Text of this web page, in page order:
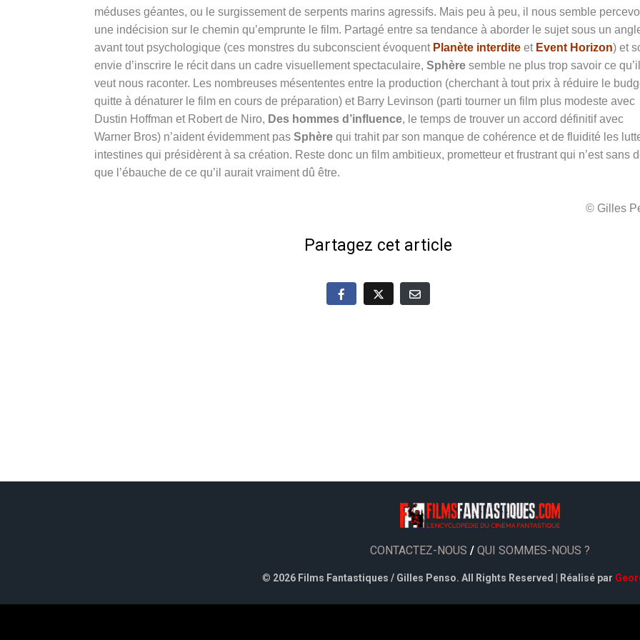
méduses géantes, ou le surgissement de serpents marins agressifs. Mais peu à peu, il nous semble
une indécision sur le chemin qu’emprunte le film. Partagé entre sa tendance à aborder le sujet sous un
avant tout psychologique (ces monstres du subconscient évoquent Planète interdite et Event Horizon) et
envie d’inscrire le récit dans un cadre visuellement spectaculaire, Sphère semble ne plus trop savoir ce qu’il
veut nous raconter. Les nombreuses mésententes entre la production (cherchant à tout prix à réduire le
quitte à dénaturer le film en cours de préparation) et Barry Levinson (parti tourner un film plus modeste avec
Dustin Hoffman et Robert de Niro, Des hommes d’influence, le temps de trouver un accord définitif avec
Warner Bros) n’aident évidemment pas Sphère qui trahit par son manque de cohérence et de fluidité les
intestines qui présidèrent à sa création. Reste donc un film ambitieux, prometteur et frustrant qui n’est sans
que l’ébauche de ce qu’il aurait vraiment dû être.
© Gilles
Partagez cet article
CONTACTEZ-NOUS / QUI SOMMES-NOUS ?
© 2026 Films Fantastiques / Gilles Penso. All Rights Reserved | Réalisé par